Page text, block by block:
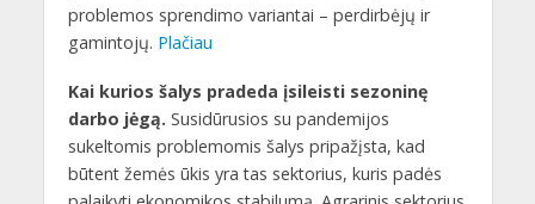
problemos sprendimo variantai – perdirbėjų ir
gamintojų. Plačiau
Kai kurios šalys pradeda įsileisti sezoninę
darbo jėgą. Susidūrusios su pandemijos
sukeltomis problemomis šalys pripažįsta, kad
būtent žemės ūkis yra tas sektorius, kuris padės